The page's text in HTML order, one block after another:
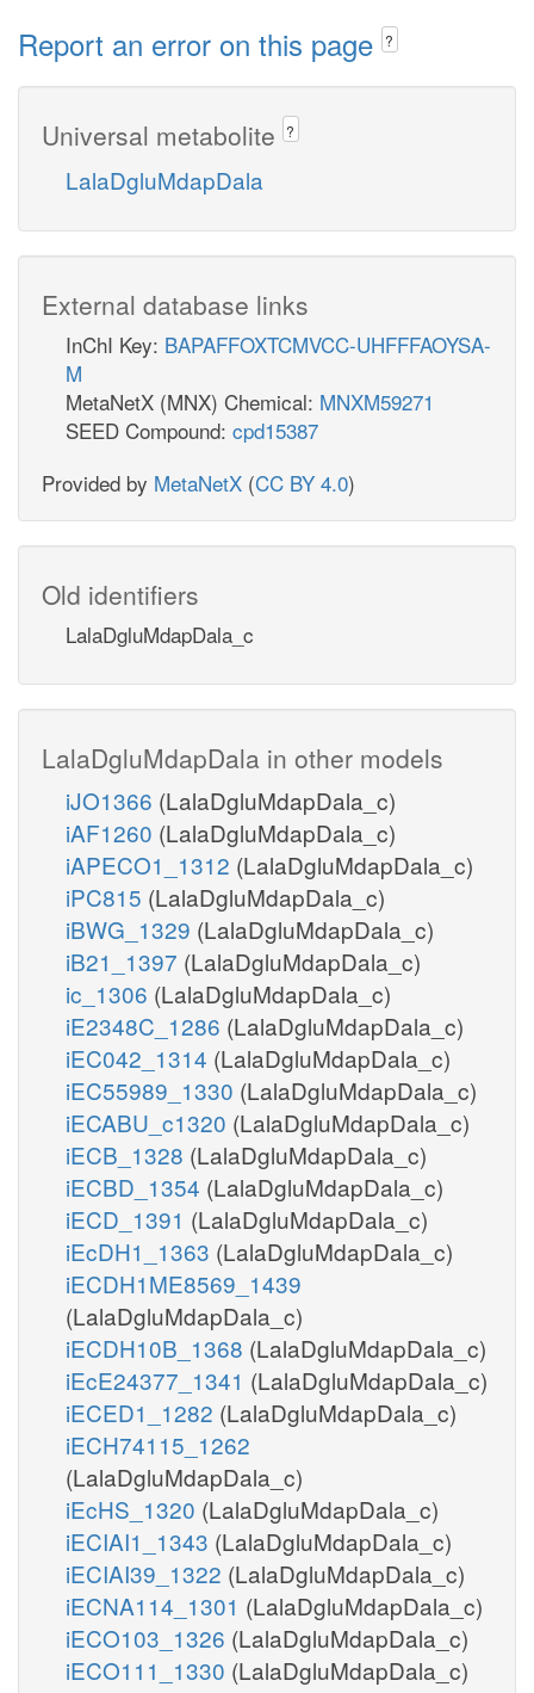
Report an error on this page ?
Universal metabolite ?
LalaDgluMdapDala
External database links
InChI Key: BAPAFFOXTCMVCC-UHFFFAOYSA-
M
MetaNetX (MNX) Chemical: MNXM59271
SEED Compound: cpd15387
Provided by MetaNetX (CC BY 4.0)
Old identifiers
LalaDgluMdapDala_c
LalaDgluMdapDala in other models
iJO1366 (LalaDgluMdapDala_c)
iAF1260 (LalaDgluMdapDala_c)
iAPECO1_1312 (LalaDgluMdapDala_c)
iPC815 (LalaDgluMdapDala_c)
iBWG_1329 (LalaDgluMdapDala_c)
iB21_1397 (LalaDgluMdapDala_c)
ic_1306 (LalaDgluMdapDala_c)
iE2348C_1286 (LalaDgluMdapDala_c)
iEC042_1314 (LalaDgluMdapDala_c)
iEC55989_1330 (LalaDgluMdapDala_c)
iECABU_c1320 (LalaDgluMdapDala_c)
iECB_1328 (LalaDgluMdapDala_c)
iECBD_1354 (LalaDgluMdapDala_c)
iECD_1391 (LalaDgluMdapDala_c)
iEcDH1_1363 (LalaDgluMdapDala_c)
iECDH1ME8569_1439
(LalaDgluMdapDala_c)
iECDH10B_1368 (LalaDgluMdapDala_c)
iEcE24377_1341 (LalaDgluMdapDala_c)
iECED1_1282 (LalaDgluMdapDala_c)
iECH74115_1262
(LalaDgluMdapDala_c)
iEcHS_1320 (LalaDgluMdapDala_c)
iECIAI1_1343 (LalaDgluMdapDala_c)
iECIAI39_1322 (LalaDgluMdapDala_c)
iECNA114_1301 (LalaDgluMdapDala_c)
iECO103_1326 (LalaDgluMdapDala_c)
iECO111_1330 (LalaDgluMdapDala_c)